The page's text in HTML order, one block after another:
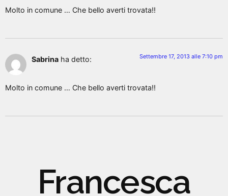
Molto in comune … Che bello averti trovata!!
Sabrina ha detto: Settembre 17, 2013 alle 7:10 pm
Molto in comune … Che bello averti trovata!!
Francesca